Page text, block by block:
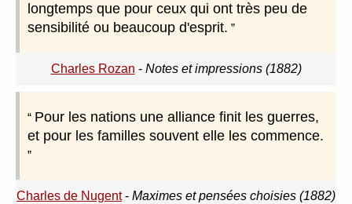
longtemps que pour ceux qui ont très peu de
sensibilité ou beaucoup d'esprit.
Charles Rozan - Notes et impressions (1882)
Pour les nations une alliance finit les guerres,
et pour les familles souvent elle les commence.
Charles de Nugent- Maximes et pensées choisies (1882)